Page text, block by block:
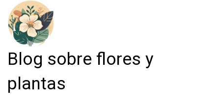
Blog sobre flores y
plantas